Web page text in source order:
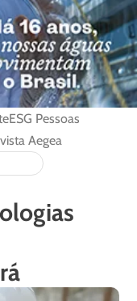
ESG Pessoas
Aegea